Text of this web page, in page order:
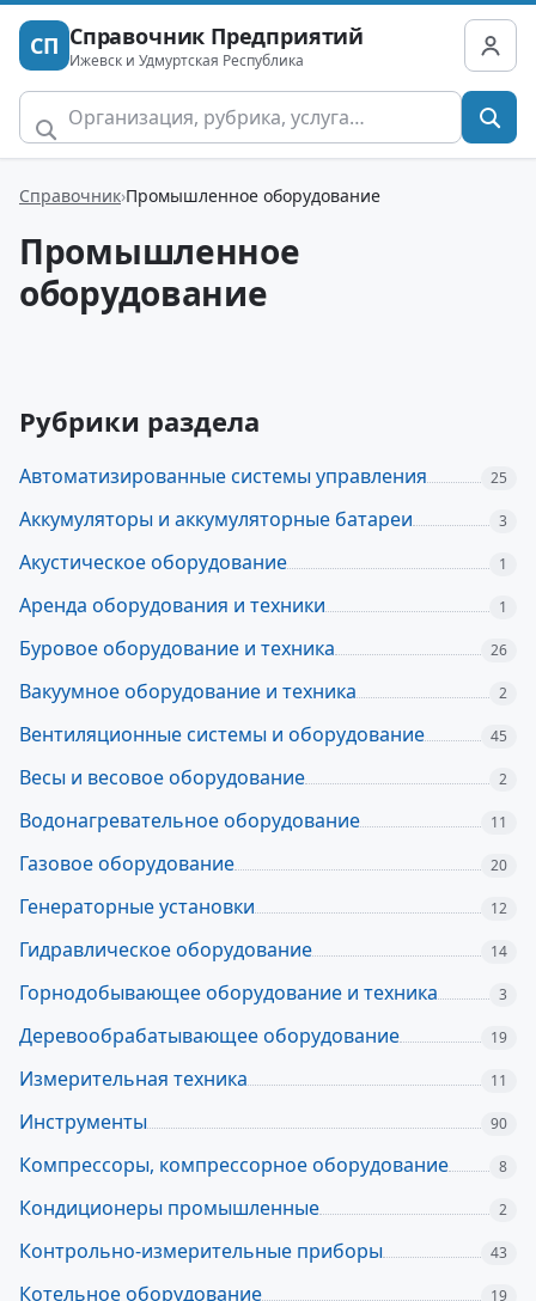
СП Справочник Предприятий
Ижевск и Удмуртская Республика
Справочник Промышленное оборудование
Промышленное
оборудование
Рубрики раздела
Автоматизированные системы управления 25
Аккумуляторы и аккумуляторные батареи 3
Акустическое оборудование 1
Аренда оборудования и техники 1
Буровое оборудование и техника 26
Вакуумное оборудование и техника 2
Вентиляционные системы и оборудование 45
Весы и весовое оборудование 2
Водонагревательное оборудование 11
Газовое оборудование 20
Генераторные установки 12
Гидравлическое оборудование 14
Горнодобывающее оборудование и техника 3
Деревообрабатывающее оборудование 19
Измерительная техника 11
Инструменты 90
Компрессоры, компрессорное оборудование 8
Кондиционеры промышленные 2
Контрольно-измерительные приборы 43
Котельное оборудование 19